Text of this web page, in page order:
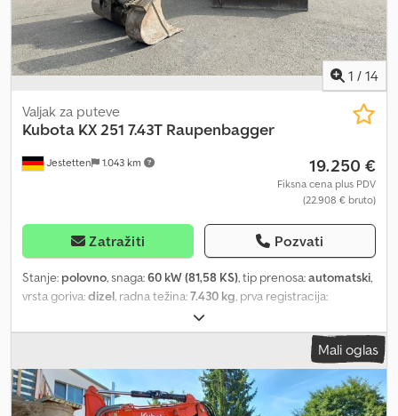
1 / 14
Jestetten 1.043 km
Valjak za puteve
Kubota KX 251 7.43T Raupenbagger
19.250 €
Fiksna cena plus PDV
(22.908 € bruto)
Zatražiti Pozvati
Stanje: polovno, snaga:60 kW (81,58 KS), tip prenosa:automatski,
vrsta goriva:dizel, radna težina:7.430 kg, prva registracija:
25.500 mm
Mali oglas